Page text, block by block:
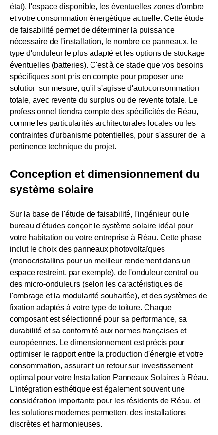
état), l'espace disponible, les éventuelles zones d'ombre
et votre consommation énergétique actuelle. Cette étude
de faisabilité permet de déterminer la puissance
nécessaire de l'installation, le nombre de panneaux, le
type d'onduleur le plus adapté et les options de stockage
éventuelles (batteries). C'est à ce stade que vos besoins
spécifiques sont pris en compte pour proposer une
solution sur mesure, qu'il s'agisse d'autoconsommation
totale, avec revente du surplus ou de revente totale. Le
professionnel tiendra compte des spécificités de Réau,
comme les particularités architecturales locales ou les
contraintes d'urbanisme potentielles, pour s'assurer de la
pertinence technique du projet.
Conception et dimensionnement du
système solaire
Sur la base de l'étude de faisabilité, l'ingénieur ou le
bureau d'études conçoit le système solaire idéal pour
votre habitation ou votre entreprise à Réau. Cette phase
inclut le choix des panneaux photovoltaïques
(monocristallins pour un meilleur rendement dans un
espace restreint, par exemple), de l'onduleur central ou
des micro-onduleurs (selon les caractéristiques de
l'ombrage et la modularité souhaitée), et des systèmes de
fixation adaptés à votre type de toiture. Chaque
composant est sélectionné pour sa performance, sa
durabilité et sa conformité aux normes françaises et
européennes. Le dimensionnement est précis pour
optimiser le rapport entre la production d'énergie et votre
consommation, assurant un retour sur investissement
optimal pour votre Installation Panneaux Solaires à Réau.
L'intégration esthétique est également souvent une
considération importante pour les résidents de Réau, et
les solutions modernes permettent des installations
discrètes et harmonieuses.